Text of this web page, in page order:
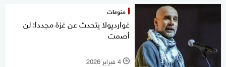
منوعات
غوارديولا يتحدث عن غزة مجددا: لن
أصمت
l 4 فبراير 2026